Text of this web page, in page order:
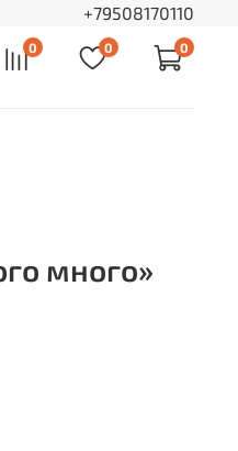
+79508170110
0 0 0
много»